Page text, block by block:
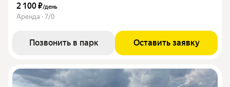
2 100 ₽/день
Аренда · 7/0
Позвонить в парк Оставить заявку